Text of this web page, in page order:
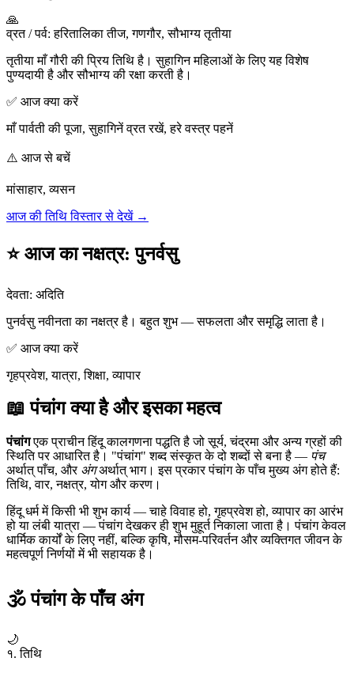
🙏
व्रत / पर्व:हरितालिका तीज, गणगौर, सौभाग्य तृतीया
तृतीया माँ गौरी की प्रिय तिथि है। सुहागिन महिलाओं के लिए यह विशेष
पुण्यदायी है और सौभाग्य की रक्षा करती है।
✅ आज क्या करें
माँ पार्वती की पूजा, सुहागिनें व्रत रखें, हरे वस्त्र पहनें
⚠️ आज से बचें
मांसाहार, व्यसन
आज की तिथि विस्तार से देखें →
⭐ आज का नक्षत्र:पुनर्वसु
देवता: अदिति
पुनर्वसु नवीनता का नक्षत्र है। बहुत शुभ — सफलता और समृद्धि लाता है।
✅ आज क्या करें
गृहप्रवेश, यात्रा, शिक्षा, व्यापार
📖 पंचांग क्या है और इसका महत्व
पंचांगएक प्राचीन हिंदू कालगणना पद्धति है जो सूर्य, चंद्रमा और अन्य ग्रहों की
स्थिति पर आधारित है। "पंचांग" शब्द संस्कृत के दो शब्दों से बना है — पंच
अर्थात् पाँच, और अंगअर्थात् भाग। इस प्रकार पंचांग के पाँच मुख्य अंग होते हैं:
तिथि, वार, नक्षत्र, योग और करण।
हिंदू धर्म में किसी भी शुभ कार्य — चाहे विवाह हो, गृहप्रवेश हो, व्यापार का आरंभ
हो या लंबी यात्रा — पंचांग देखकर ही शुभ मुहूर्त निकाला जाता है। पंचांग केवल
धार्मिक कार्यों के लिए नहीं, बल्कि कृषि, मौसम-परिवर्तन और व्यक्तिगत जीवन के
महत्वपूर्ण निर्णयों में भी सहायक है।
🕉 पंचांग के पाँच अंग
🌙
१. तिथि